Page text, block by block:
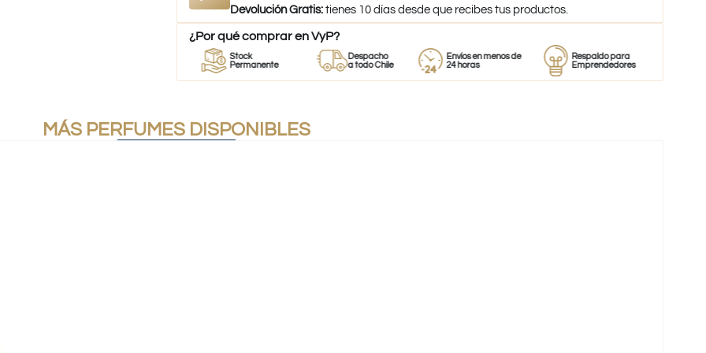
Devolución Gratis: tienes 10 días desde que recibes tus productos.
¿Por qué comprar en VyP?
Stock
Permanente
Despacho
a todo Chile
Envíos en menos de
24 horas
Respaldo para
Emprendedores
MÁS PERFUMES DISPONIBLES